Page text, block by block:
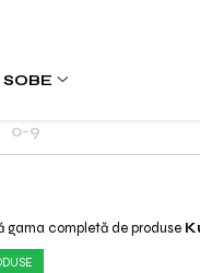
SOBE
0-9
gama completă de produse